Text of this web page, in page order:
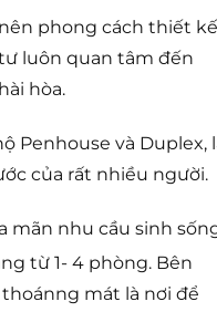
phong cách thiết kế
luôn quan tâm đến
hòa.
Penhouse và Duplex,
của rất nhiều người.
mãn nhu cầu sinh
từ 1- 4 phòng. Bên
mát là nơi để